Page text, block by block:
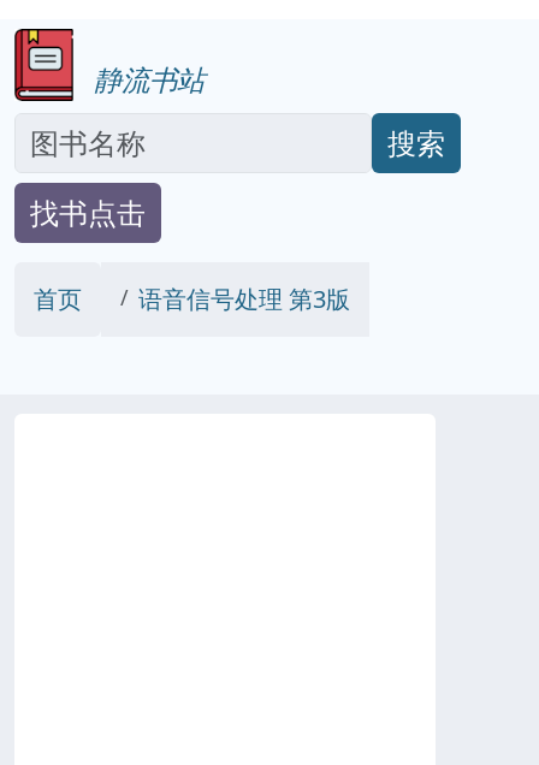
静流书站
搜索
找书点击
首页 语音信号处理 第3版